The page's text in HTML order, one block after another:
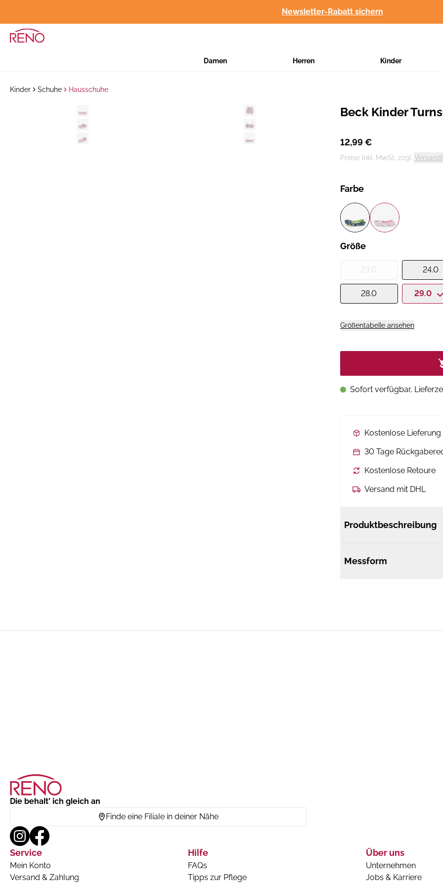
Newsletter-Rabatt sichern
Damen Herren Kinder
Kinder Schuhe Hausschuhe
Hersteller
Beck Kinder
12,99 €
Preise inkl. MwSt. zzgl.
Farbe
Größe
23.0 24.0
28.0 29.0
Größentabelle ansehen
Sofort verfügbar,
Kostenlose
30 Tage
Kostenlose Retoure
Versand mit DHL
Produktbeschreibung
Messform
Die behalt' ich gleich an
Finde eine Filiale in deiner Nähe
Service
Mein Konto
Versand & Zahlung
Hilfe
FAQs
Tipps zur Pflege
Über uns
Unternehmen
Jobs & Karriere